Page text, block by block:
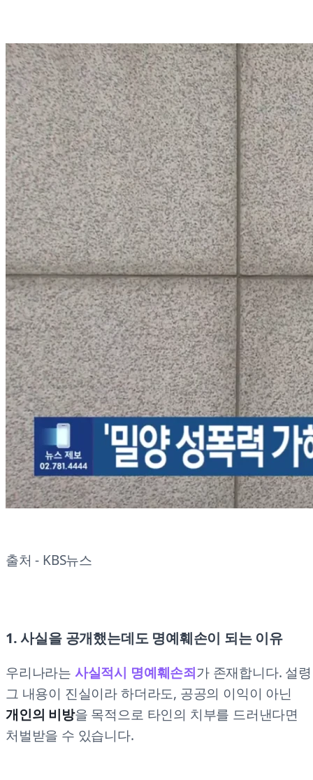
출처 - KBS뉴스
1. 사실을 공개했는데도 명예훼손이 되는 이유
우리나라는 사실적시 명예훼손죄가 존재합니다. 설령
그 내용이 진실이라 하더라도, 공공의 이익이 아닌
개인의 비방을 목적으로 타인의 치부를 드러낸다면
처벌받을 수 있습니다.